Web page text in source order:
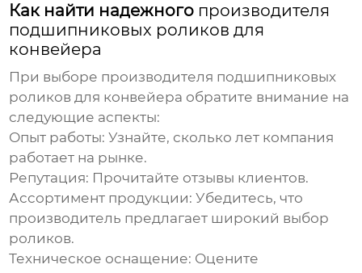
Как найти надежного производителя
подшипниковых роликов для
конвейера
При выборе производителя подшипниковых
роликов для конвейера обратите внимание на
следующие аспекты:
Опыт работы: Узнайте, сколько лет компания
работает на рынке.
Репутация: Прочитайте отзывы клиентов.
Ассортимент продукции: Убедитесь, что
производитель предлагает широкий выбор
роликов.
Техническое оснащение: Оцените